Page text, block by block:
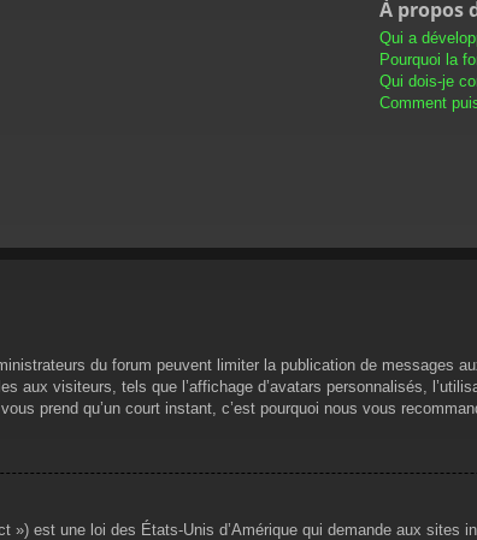
À propos
Qui a
Pourquoi la
Qui dois-je
Comment
du forum peuvent limiter la publication de
aux visiteurs, tels que l’affichage d’avatars personnalisés,
prend qu’un court instant, c’est pourquoi nous vous
») est une loi des États-Unis d’Amérique qui demande aux